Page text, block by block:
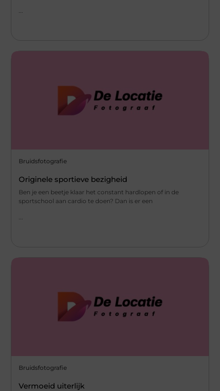
...
Bruidsfotografie
Originele sportieve bezigheid
Ben je een beetje klaar het constant hardlopen of in de
sportschool aan cardio te doen? Dan is er een
Bruidsfotografie
Vermoeid uiterlijk